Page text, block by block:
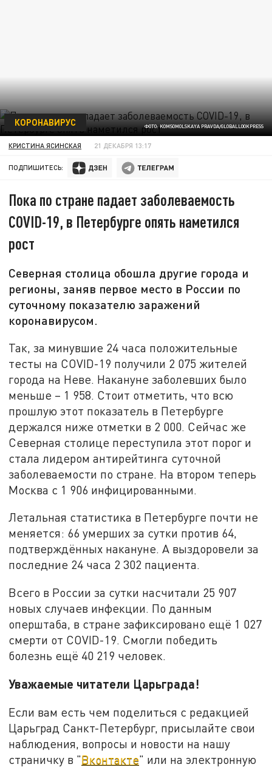
ФОТО: KOMSOMOLSKAYA PRAVDA/GLOBALLOOKPRESS
КОРОНАВИРУС
КРИСТИНА ЯСИНСКАЯ 21 ДЕКАБРЯ 13:17
ПОДПИШИТЕСЬ:
Пока по стране падает заболеваемость
COVID-19, в Петербурге опять наметился
рост
Северная столица обошла другие города и
регионы, заняв первое место в России по
суточному показателю заражений
коронавирусом.
Так, за минувшие 24 часа положительные
тесты на COVID-19 получили 2 075 жителей
города на Неве. Накануне заболевших было
меньше – 1 958. Стоит отметить, что всю
прошлую этот показатель в Петербурге
держался ниже отметки в 2 000. Сейчас же
Северная столице переступила этот порог и
стала лидером антирейтинга суточной
заболеваемости по стране. На втором теперь
Москва с 1 906 инфицированными.
Летальная статистика в Петербурге почти не
меняется: 66 умерших за сутки против 64,
подтверждённых накануне. А выздоровели за
последние 24 часа 2 302 пациента.
Всего в России за сутки насчитали 25 907
новых случаев инфекции. По данным
оперштаба, в стране зафиксировано ещё 1 027
смерти от COVID-19. Смогли победить
болезнь ещё 40 219 человек.
Уважаемые читатели Царьграда!
Если вам есть чем поделиться с редакцией
Царьград Санкт-Петербург, присылайте свои
наблюдения, вопросы и новости на нашу
страничку в "Вконтакте" или на электронную